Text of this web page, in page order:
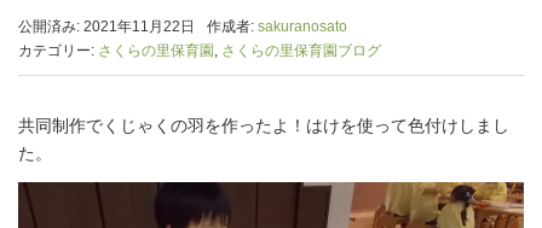
公開済み: 2021年11月22日 作成者: sakuranosato
カテゴリー: さくらの里保育園 , さくらの里保育園ブログ
共同制作でくじゃくの羽を作ったよ！はけを使って色付けしまし
た。